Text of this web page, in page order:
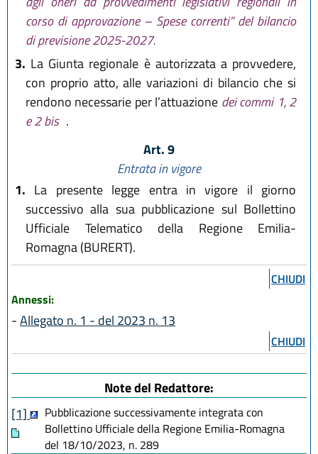
corso di approvazione – Spese correnti” del bilancio
di previsione 2025-2027.
3. La Giunta regionale è autorizzata a provvedere,
con proprio atto, alle variazioni di bilancio che si
rendono necessarie per l’attuazione dei commi 1, 2
e 2 bis .
Art. 9
Entrata in vigore
1. La presente legge entra in vigore il giorno
successivo alla sua pubblicazione sul Bollettino
Ufficiale Telematico della Regione Emilia-
Romagna (BURERT).
CHIUDI
Annessi:
-Allegato n. 1 - del 2023 n. 13
CHIUDI
Note del Redattore:
[1]
Pubblicazione successivamente integrata con
Bollettino Ufficiale della Regione Emilia-Romagna
del 18/10/2023, n. 289